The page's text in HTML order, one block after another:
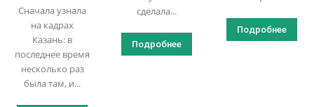
Сначала узнала
на кадрах
Казань: в
последнее время
несколько раз
была там, и...
сделала...
Подробнее
Подробнее